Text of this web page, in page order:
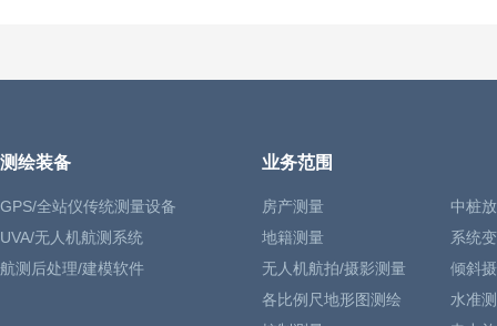
测绘装备
GPS/全站仪传统测量设备
UVA/无人机航测系统
航测后处理/建模软件
业务范围
房产测量
中桩
地籍测量
系统
无人机航拍/摄影测量
倾斜
各比例尺地形图测绘
水准